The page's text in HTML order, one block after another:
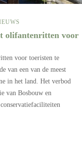
olifantenritten voor
voor toeristen te
van een van de meest
in het land. Het verbod
van Bosbouw en